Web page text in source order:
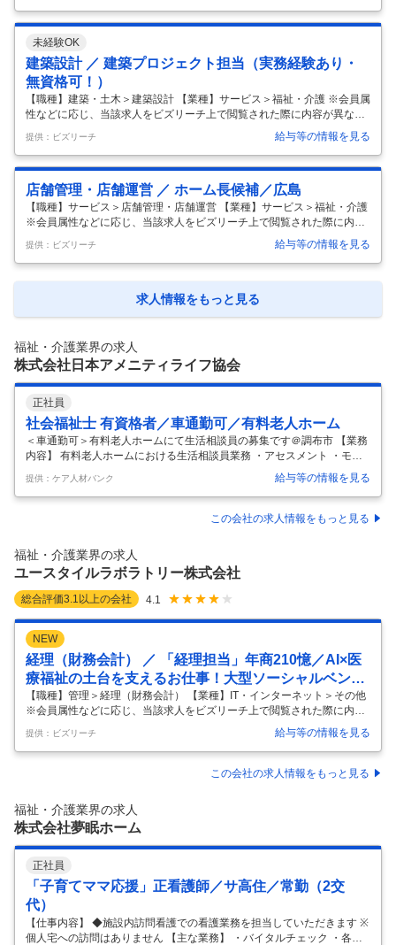
した サービス事業会社にて、財務経理分野全般を担う部門です。 ※高齢
者向け配食事業、有料老人ホーム紹介事業、介護職・看護職派遣紹介事
業を含む グループ会社の経理業務も受託しています。 ２．部門の業務内
容 これまでのご経験や得意領域および志向等を考慮し、下記業務の中か
ら担当いただく業務を決定していきます。 ・月次／四半期／年次決算業
務…
未経験OK
建築設計 ／ 建築プロジェクト担当（実務経験あり・
無資格可！）
【職種】建築・土木＞建築設計 【業種】サービス＞福祉・介護 ※会員属
性などに応じ、当該求人をビズリーチ上で閲覧された際に内容が異なる
場合があります ベネッセグループにおいて、社会貢献性の高い事業用施
設（高齢者施設、保育園等）新築計画の企画立案や、設計・工事段階の
プロジェクトマネジメントをお任せします 【業務内容】 弊社の有料老人
ホームは、不動産案件の立地や価格帯に応じて複数のシリーズ展開して
おり、各シリーズのファシリティ(建築、設備)について標準仕様書を定
め、設計事務所やゼネコン／ハウスメーカー設計部等に設計業務依頼を
行っています。 新設するホームの立地環境、対象エリアの顧客層や顧客
提供：ビズリーチ 給与等の情報を見る
店舗管理・店舗運営 ／ ホーム長候補／広島
【職種】サービス＞店舗管理・店舗運営 【業種】サービス＞福祉・介護
※会員属性などに応じ、当該求人をビズリーチ上で閲覧された際に内容
が異なる場合があります 福祉業界の経験不問!マネジメント経験を活かし
て”人に寄りそう”仕事にチャレンジしませんか? ■主な職務内容 1.業務内
容・ミッション ホーム長はホームの責任者として、お客様からホームの
サービスに対してのご要望をお伺いし、そのご要望をどうかなえていく
かをスタッフと共に考え、チームでサービス提供をする上でのかじ取り
的…
提供：ビズリーチ 給与等の情報を見る
求人情報をもっと見る
福祉・介護業界の求人
株式会社日本アメニティライフ協会
正社員
社会福祉士 有資格者／車通勤可／有料老人ホーム
＜車通勤可＞有料老人ホームにて生活相談員の募集です＠調布市 【業務
内容】 有料老人ホームにおける生活相談員業務 ・アセスメント ・モニ
タリング ・介護計画作成 ・ご利用者様、ご家族様からの相談対応業務
・簡単な事務作業 【応募条件】 社会福祉士 【施設形態】 有料老人ホー
ム 【募集資格】 社会福祉士 【おすすめポイント】 車通勤可 有料老人ホ
ームでの生活相談員募集です。 お気軽にお問い合わせください。 【注目
提供：ケア人材バンク 給与等の情報を見る
この会社の求人情報をもっと見る
福祉・介護業界の求人
ユースタイルラボラトリー株式会社
総合評価3.1 以上の会社 4.1
NEW
経理（財務会計） ／ 「経理担当」年商210憶／AI×医
療福祉の土台を支えるお仕事！大型ソーシャルベンチ
ャーで働きたい方を募集
【職種】管理＞経理（財務会計） 【業種】IT・インターネット＞その他
※会員属性などに応じ、当該求人をビズリーチ上で閲覧された際に内容
が異なる場合があります ＼Point!!／ ◎時代の変化に左右されない成長産
業 ◎年商210億を超えるソーシャルベンチャー ◎経理部門の部長クラス
を募集 重度訪問介護事業を主軸に、ITシステムの力を駆使し、様々な新
規事業を立ち上げ・運営を行うユースタイルラボラトリー株式会社。 設
アを届ける」というミッションのもと、福祉の難題である人手不足の解
消や、現場業務の効率化、ケアワーカーの待遇改善などに
提供：ビズリーチ 給与等の情報を見る
この会社の求人情報をもっと見る
福祉・介護業界の求人
株式会社夢眠ホーム
正社員
「子育てママ応援」正看護師／サ高住／常勤（2交
代）
【仕事内容】 ◆施設内訪問看護での看護業務を担当していただきます ※
個人宅への訪問はありません 【主な業務】 ・バイタルチェック ・各種